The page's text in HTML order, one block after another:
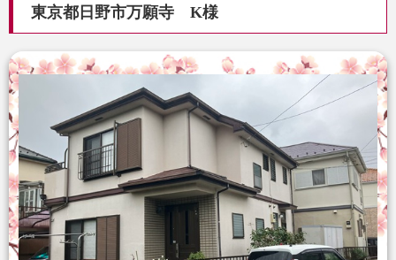
東京都日野市万願寺 K様